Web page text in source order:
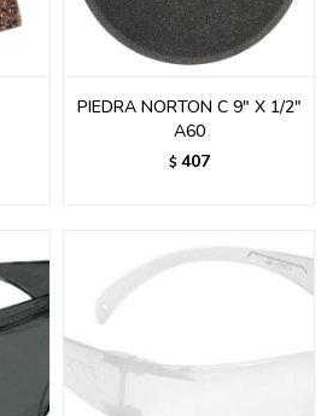
PIEDRA NORTON C 9" X 1/2"
A60
$ 407